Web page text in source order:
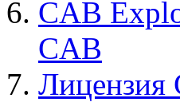
CAB
CAB
Лицензия